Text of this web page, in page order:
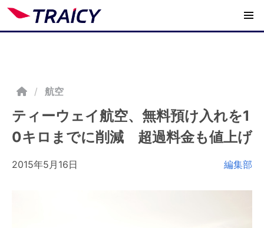
/ 航空
ティーウェイ航空、無料預け入れを1
0キロまでに削減 超過料金も値上げ
2015年5月16日 編集部